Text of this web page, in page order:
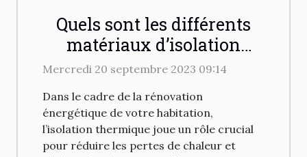
Quels sont les différents
matériaux d’isolation
thermique disponibles
Mercredi 20 septembre 2023 09:14
Dans le cadre de la rénovation
énergétique de votre habitation,
l’isolation thermique joue un rôle crucial
pour réduire les pertes de chaleur et